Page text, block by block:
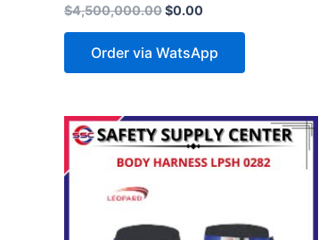
Rated
0
out
$4,500,000.00$0.00
Order via WatsApp